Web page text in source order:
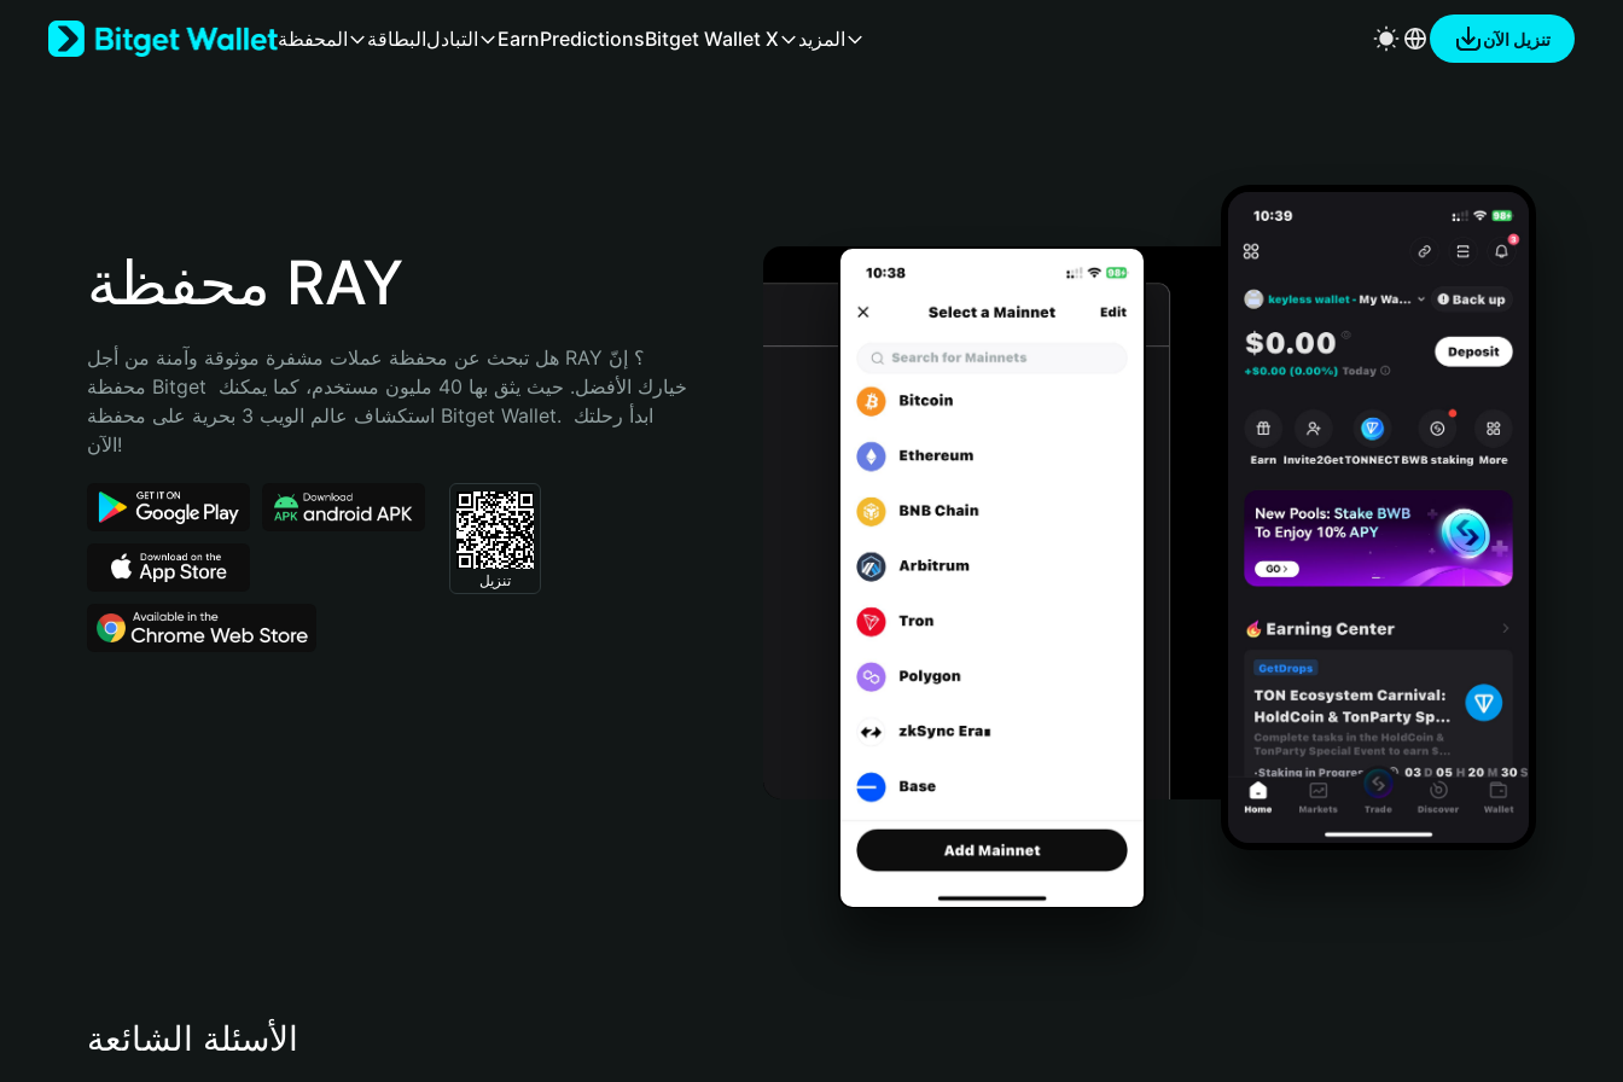
Bahasa Indonesia
Português (Brasil)
المحفظة البطاقةالتبادل EarnPredictionsBitget Wallet X المزيد تنزيل الآن
محفظة RAY
هل تبحث عن محفظة عملات مشفرة موثوقة وآمنة من أجل RAY؟ إنّ
محفظة Bitget خيارك الأفضل. حيث يثق بها 40 مليون مستخدم، كما يمكنك
استكشاف عالم الويب 3 بحرية على محفظة Bitget Wallet. ابدأ رحلتك
الآن!
تنزيل
الأسئلة الشائعة